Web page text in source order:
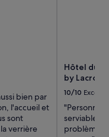
bien par
l'accueil et
sont
verrière
Hôtel du
by Lacroix
10/10
"Personnel
serviable
problèmes